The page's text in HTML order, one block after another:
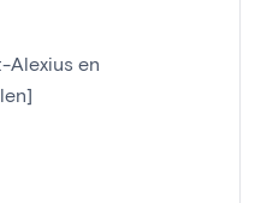
Alexius en